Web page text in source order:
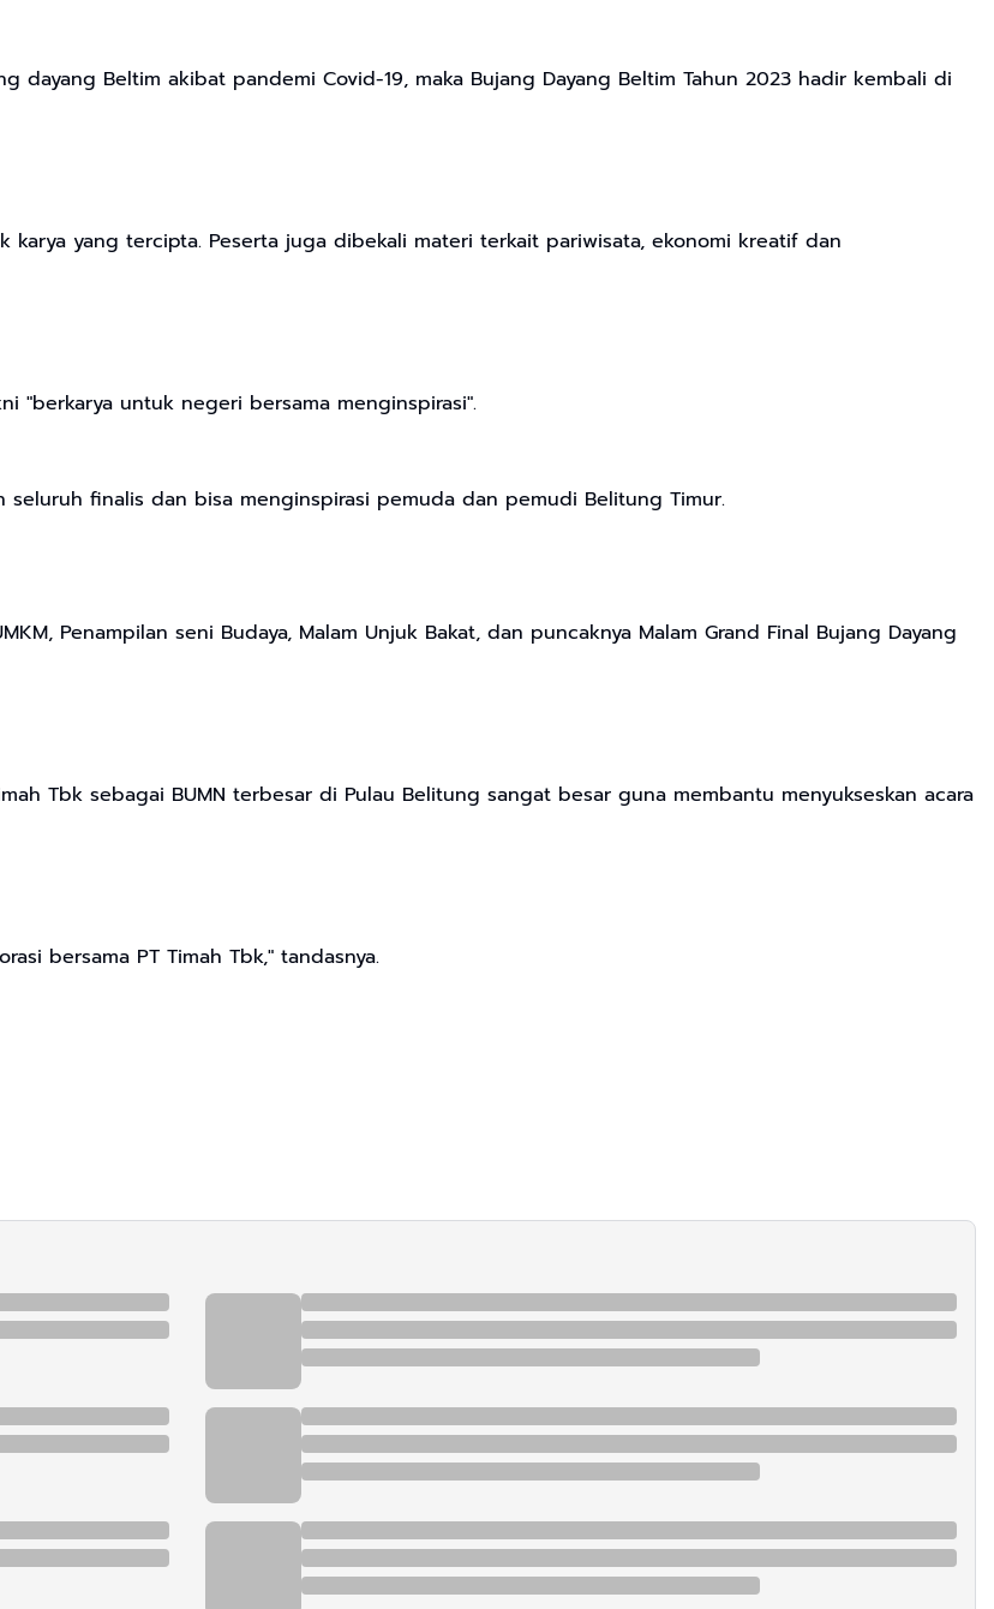
dayang Beltim akibat pandemi Covid-19, maka Bujang Dayang Beltim Tahun 2023 hadir kembali di
yang tercipta. Peserta juga dibekali materi terkait pariwisata, ekonomi kreatif dan
"berkarya untuk negeri bersama menginspirasi".
seluruh finalis dan bisa menginspirasi pemuda dan pemudi Belitung Timur.
Penampilan seni Budaya, Malam Unjuk Bakat, dan puncaknya Malam Grand Final Bujang Dayang
Tbk sebagai BUMN terbesar di Pulau Belitung sangat besar guna membantu menyukseskan acara
bersama PT Timah Tbk," tandasnya.